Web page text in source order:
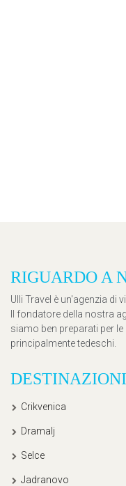
RIGUARDO A
Ulli Travel è un'agenzia di
Il fondatore della nostra
siamo ben preparati per le
principalmente tedeschi.
DESTINAZIONI
Crikvenica
Dramalj
Selce
Jadranovo